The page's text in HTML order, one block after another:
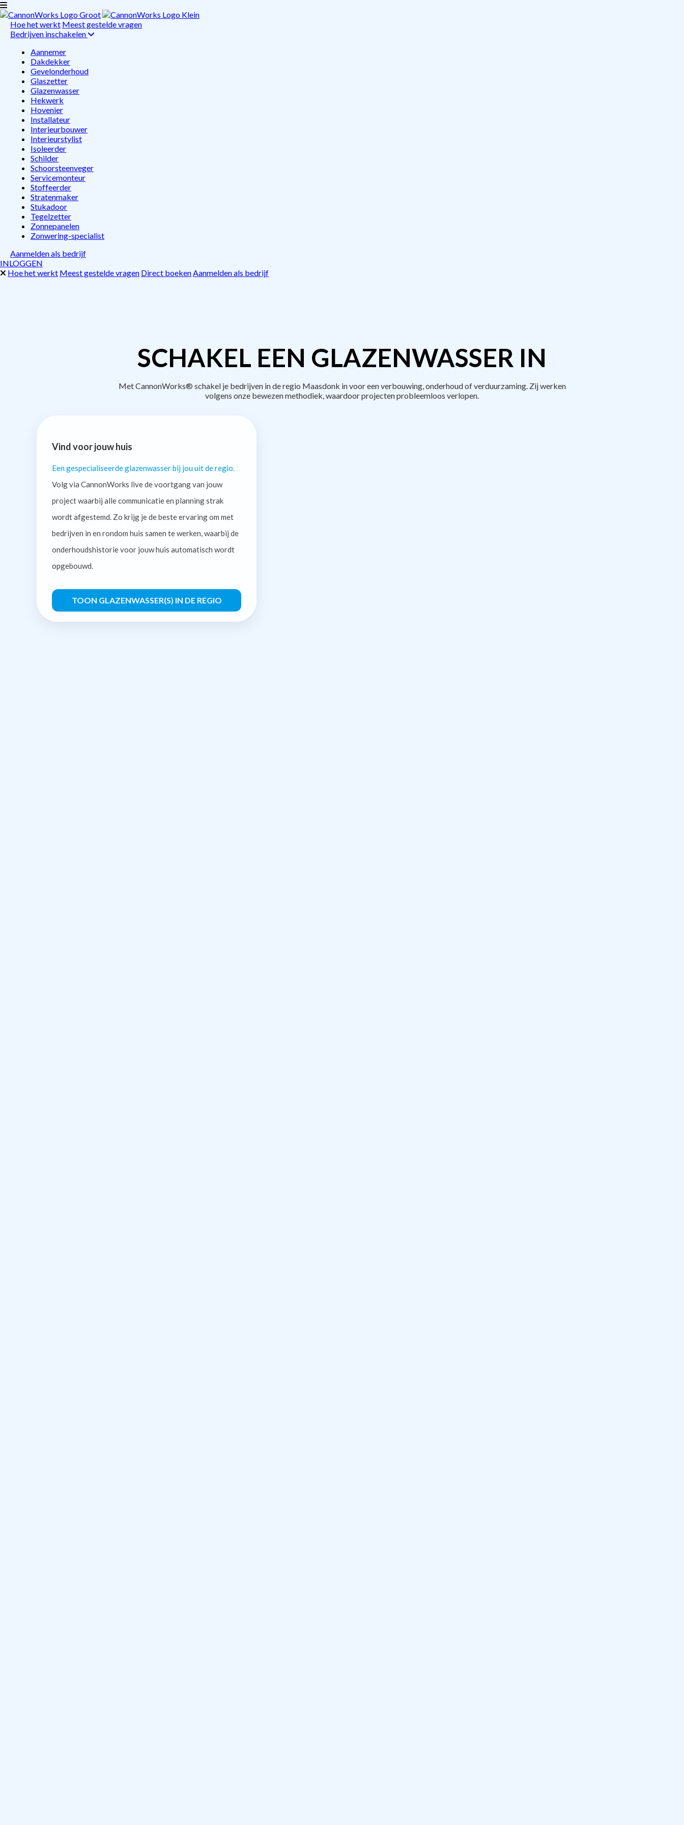
Hoe het werkt Meest gestelde vragen
Bedrijven inschakelen
Aannemer
Dakdekker
Gevelonderhoud
Glaszetter
Glazenwasser
Hekwerk
Hovenier
Installateur
Interieurbouwer
Interieurstylist
Isoleerder
Schilder
Schoorsteenveger
Servicemonteur
Stoffeerder
Stratenmaker
Stukadoor
Tegelzetter
Zonnepanelen
Zonwering-specialist
Aanmelden als bedrijf
INLOGGEN
Hoe het werkt Meest gestelde vragen Direct boekenAanmelden als bedrijf
SCHAKEL EEN GLAZENWASSER IN
Met CannonWorks® schakel je bedrijven in de regio Maasdonk in voor een verbouwing, onderhoud of verduurzaming. Zij werken
volgens onze bewezen methodiek, waardoor projecten probleemloos verlopen.
Vind voor jouw huis
Een gespecialiseerde glazenwasser bij jou uit de regio.
Volg via CannonWorks live de voortgang van jouw
project waarbij alle communicatie en planning strak
wordt afgestemd. Zo krijg je de beste ervaring om met
bedrijven in en rondom huis samen te werken, waarbij de
onderhoudshistorie voor jouw huis automatisch wordt
opgebouwd.
TOON GLAZENWASSER(S) IN DE REGIO